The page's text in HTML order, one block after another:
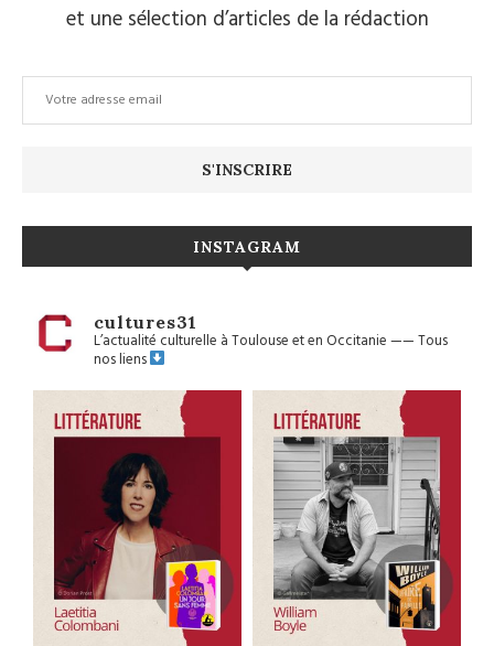
et une sélection d’articles de la rédaction
INSTAGRAM
cultures31
L’actualité culturelle à Toulouse et en Occitanie——Tous
nos liens